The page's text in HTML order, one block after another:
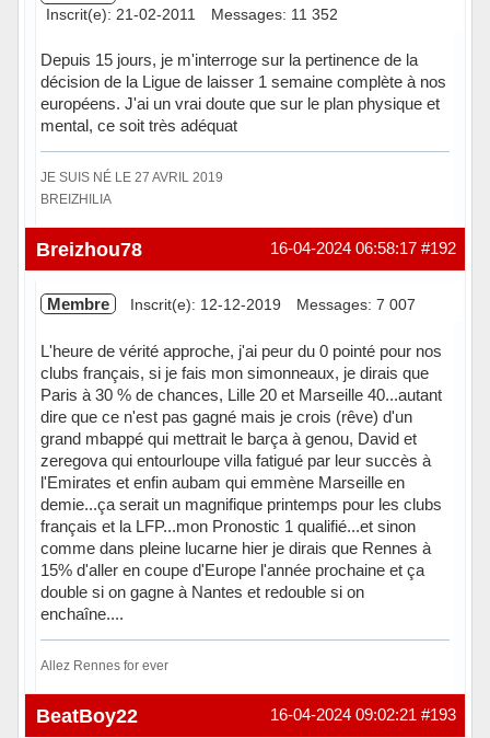
Inscrit(e): 21-02-2011
Messages: 11 352
Depuis 15 jours, je m'interroge sur la pertinence de la
décision de la Ligue de laisser 1 semaine complète à nos
européens. J'ai un vrai doute que sur le plan physique et
mental, ce soit très adéquat
JE SUIS NÉ LE 27 AVRIL 2019
BREIZHILIA
Hors ligne #192
16-04-2024 06:58:17
Breizhou78
Membre Inscrit(e): 12-12-2019 Messages: 7 007
L'heure de vérité approche, j'ai peur du 0 pointé pour nos
clubs français, si je fais mon simonneaux, je dirais que
Paris à 30 % de chances, Lille 20 et Marseille 40...autant
dire que ce n'est pas gagné mais je crois (rêve) d'un
grand mbappé qui mettrait le barça à genou, David et
zeregova qui entourloupe villa fatigué par leur succès à
l'Emirates et enfin aubam qui emmène Marseille en
demie...ça serait un magnifique printemps pour les clubs
français et la LFP...mon Pronostic 1 qualifié...et sinon
comme dans pleine lucarne hier je dirais que Rennes à
15% d'aller en coupe d'Europe l'année prochaine et ça
double si on gagne à Nantes et redouble si on
enchaîne....
Allez Rennes for ever
Hors ligne #193
16-04-2024 09:02:21
BeatBoy22